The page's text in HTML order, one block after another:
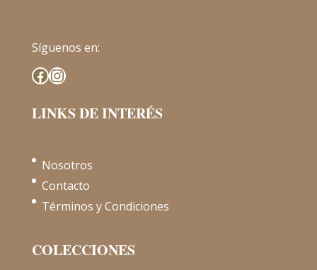
Síguenos en:
Facebook
Instagram
LINKS DE INTERÉS
Nosotros
Contacto
Términos y Condiciones
COLECCIONES